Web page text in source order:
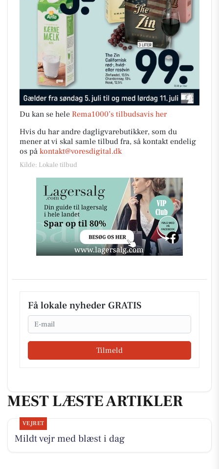
Du kan se hele Rema1000’s tilbudsavis her
Hvis du har andre dagligvarebutikker, som du
mener at vi skal samle tilbud fra, så kontakt endelig
os på kontakt@voresdigital.dk
Kilde: Lokale tilbud
Få lokale nyheder GRATIS
Email
Tilmeld
MEST LÆSTE ARTIKLER
VEJRET
Mildt vejr med blæst i dag